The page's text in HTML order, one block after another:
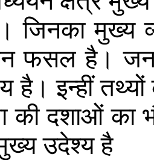
जिनका मुख्य
फसल है।
है। इन्हीं तथ्यों
की दशाओं का
उदेश्य है